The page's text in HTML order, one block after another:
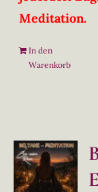
Meditation.
In den
Warenkorb